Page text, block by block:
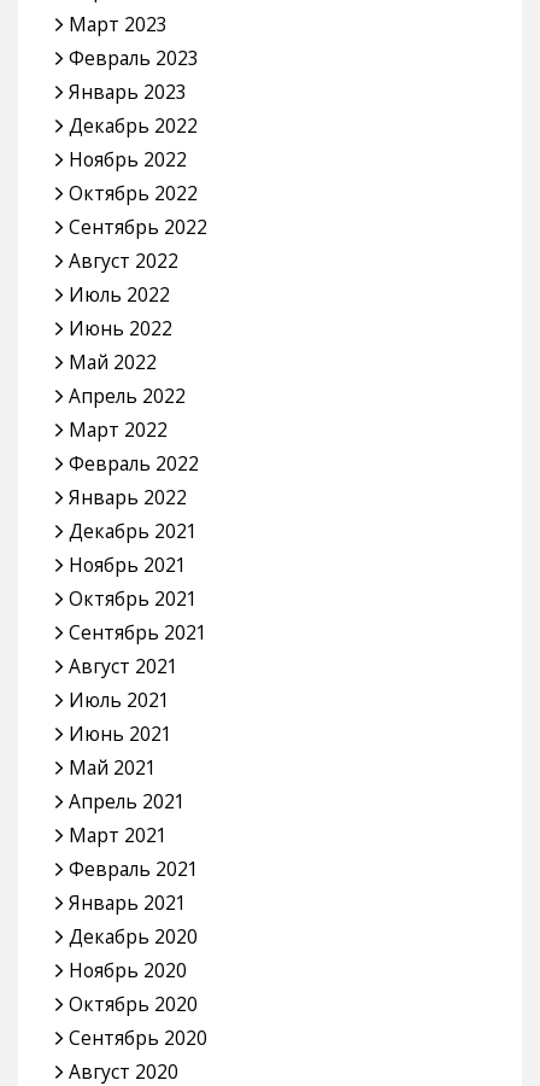
Март 2023
Февраль 2023
Январь 2023
Декабрь 2022
Ноябрь 2022
Октябрь 2022
Сентябрь 2022
Август 2022
Июль 2022
Июнь 2022
Май 2022
Апрель 2022
Март 2022
Февраль 2022
Январь 2022
Декабрь 2021
Ноябрь 2021
Октябрь 2021
Сентябрь 2021
Август 2021
Июль 2021
Июнь 2021
Май 2021
Апрель 2021
Март 2021
Февраль 2021
Январь 2021
Декабрь 2020
Ноябрь 2020
Октябрь 2020
Сентябрь 2020
Август 2020